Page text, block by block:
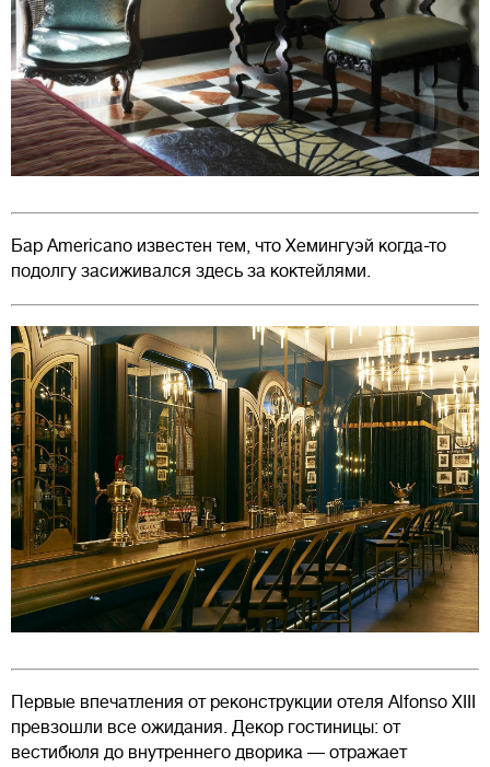
Бар Americano известен тем, что Хемингуэй когда-то
подолгу засиживался здесь за коктейлями.
Первые впечатления от реконструкции отеля Alfonso XIII
превзошли все ожидания. Декор гостиницы: от
вестибюля до внутреннего дворика — отражает